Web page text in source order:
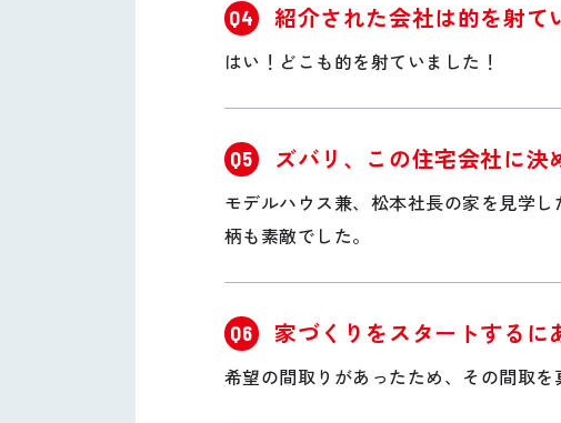
Q4 紹介された会社は的を射て
はい！どこも的を射ていました！
Q5 ズバリ、この住宅会社に決
モデルハウス兼、松本社長の家を見学
柄も素敵でした。
Q6 家づくりをスタートするに
希望の間取りがあったため、その間取を